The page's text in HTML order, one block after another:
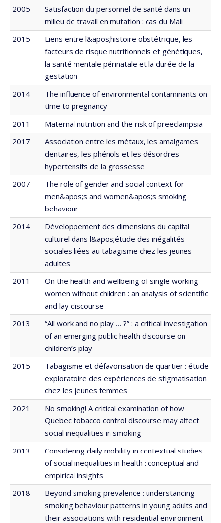
2005
Satisfaction du personnel de santé dans un
milieu de travail en mutation : cas du Mali
2015
Liens entre l&apos;histoire obstétrique, les
facteurs de risque nutritionnels et génétiques,
la santé mentale périnatale et la durée de la
gestation
2014
The influence of environmental contaminants on
time to pregnancy
2011
Maternal nutrition and the risk of preeclampsia
2017
Association entre les métaux, les amalgames
dentaires, les phénols et les désordres
hypertensifs de la grossesse
2007
The role of gender and social context for
men&apos;s and women&apos;s smoking
behaviour
2014
Développement des dimensions du capital
culturel dans l&apos;étude des inégalités
sociales liées au tabagisme chez les jeunes
adultes
2011
On the health and wellbeing of single working
women without children : an analysis of scientific
and lay discourse
2013
“All work and no play … ?” : a critical investigation
of an emerging public health discourse on
children’s play
2015
Tabagisme et défavorisation de quartier : étude
exploratoire des expériences de stigmatisation
chez les jeunes femmes
2021
No smoking! A critical examination of how
Quebec tobacco control discourse may affect
social inequalities in smoking
2013
Considering daily mobility in contextual studies
of social inequalities in health : conceptual and
empirical insights
2018
Beyond smoking prevalence : understanding
smoking behaviour patterns in young adults and
their associations with residential environment